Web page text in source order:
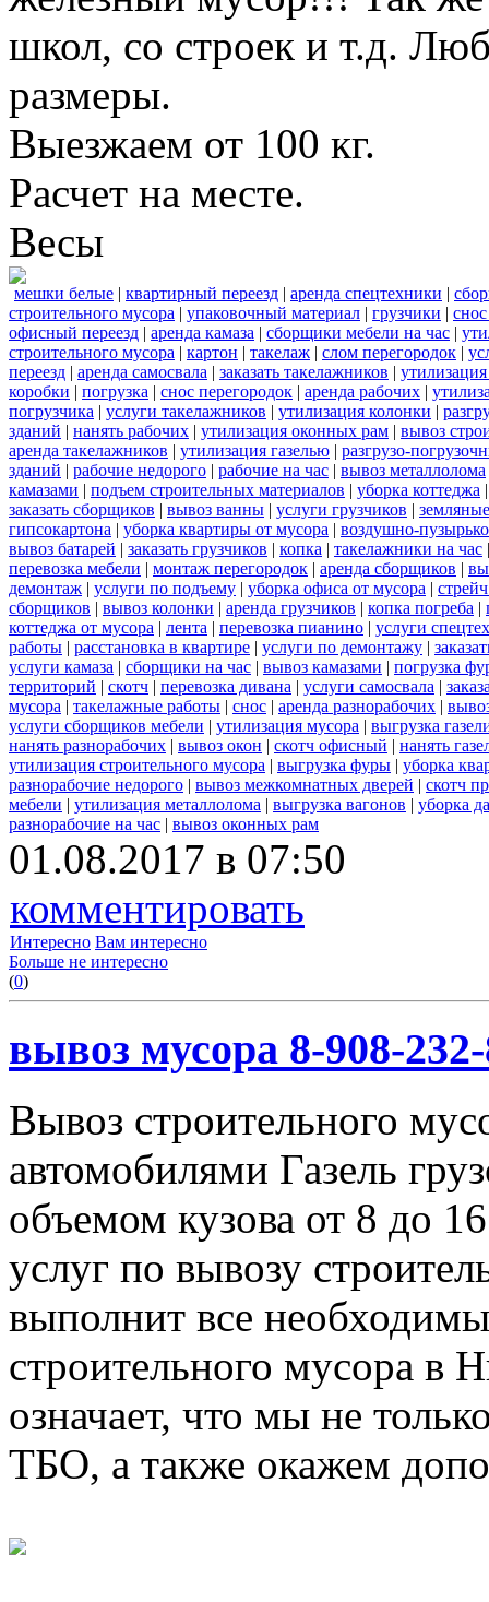
школ, со строек и т.д.
размеры.
Выезжаем от 100 кг.
Расчет на месте.
Весы
мешки белые | квартирный переезд | аренда спецтехники |
строительного мусора | упаковочный материал | грузчики |
офисный переезд | аренда камаза | сборщики мебели на час |
строительного мусора | картон | такелаж | слом перегородок |
переезд | аренда самосвала | заказать такелажников |
коробки | погрузка | снос перегородок | аренда рабочих |
погрузчика | услуги такелажников | утилизация колонки |
зданий | нанять рабочих | утилизация оконных рам | вывоз
аренда такелажников | утилизация газелью | разгрузо-
зданий | рабочие недорого | рабочие на час | вывоз металлолома
камазами | подъем строительных материалов | уборка коттеджа
заказать сборщиков | вывоз ванны | услуги грузчиков |
гипсокартона | уборка квартиры от мусора | воздушно-
вывоз батарей | заказать грузчиков | копка | такелажники на час
перевозка мебели | монтаж перегородок | аренда сборщиков |
демонтаж | услуги по подъему | уборка офиса от мусора |
сборщиков | вывоз колонки | аренда грузчиков | копка погреба |
коттеджа от мусора | лента | перевозка пианино | услуги
работы | расстановка в квартире | услуги по демонтажу |
услуги камаза | сборщики на час | вывоз камазами | погрузка
территорий | скотч | перевозка дивана | услуги самосвала |
мусора | такелажные работы | снос | аренда разнорабочих |
услуги сборщиков мебели | утилизация мусора | выгрузка
нанять разнорабочих | вывоз окон | скотч офисный | нанять
утилизация строительного мусора | выгрузка фуры | уборка
разнорабочие недорого | вывоз межкомнатных дверей | скотч
мебели | утилизация металлолома | выгрузка вагонов | уборка
разнорабочие на час | вывоз оконных рам
01.08.2017 в 07:50
комментировать
Интересно Вам интересно
Больше не интересно
(0)
вывоз мусора 8-908-
Вывоз строительного
автомобилями Газель
объемом кузова от 8 до
услуг по вывозу
выполнит все
строительного мусора в
означает, что мы не
ТБО, а также окажем